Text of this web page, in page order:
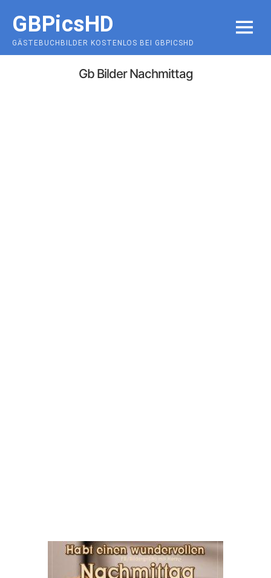
content
GBPicsHD
GÄSTEBUCHBILDER KOSTENLOS BEI GBPICSHD
MENU
Gb Bilder Nachmittag